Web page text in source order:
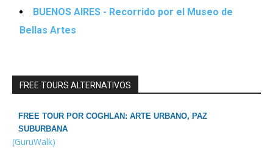
BUENOS AIRES - Recorrido por el Museo de
Bellas Artes
FREE TOURS ALTERNATIVOS
FREE TOUR POR COGHLAN: ARTE URBANO, PAZ
SUBURBANA
(GuruWalk)